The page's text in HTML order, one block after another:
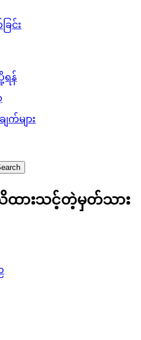
ြင်း
ရန်
က်များ
ထားသင့်တဲ့မှတ်သား